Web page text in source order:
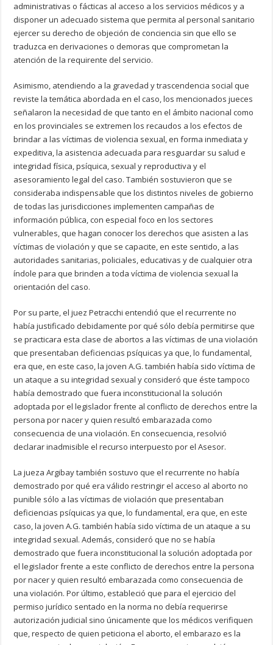
administrativas o fácticas al acceso a los servicios médicos y a
disponer un adecuado sistema que permita al personal sanitario
ejercer su derecho de objeción de conciencia sin que ello se
traduzca en derivaciones o demoras que comprometan la
atención de la requirente del servicio.
Asimismo, atendiendo a la gravedad y trascendencia social que
reviste la temática abordada en el caso, los mencionados jueces
señalaron la necesidad de que tanto en el ámbito nacional como
en los provinciales se extremen los recaudos a los efectos de
brindar a las víctimas de violencia sexual, en forma inmediata y
expeditiva, la asistencia adecuada para resguardar su salud e
integridad física, psíquica, sexual y reproductiva y el
asesoramiento legal del caso. También sostuvieron que se
consideraba indispensable que los distintos niveles de gobierno
de todas las jurisdicciones implementen campañas de
información pública, con especial foco en los sectores
vulnerables, que hagan conocer los derechos que asisten a las
víctimas de violación y que se capacite, en este sentido, a las
autoridades sanitarias, policiales, educativas y de cualquier otra
índole para que brinden a toda víctima de violencia sexual la
orientación del caso.
Por su parte, el juez Petracchi entendió que el recurrente no
había justificado debidamente por qué sólo debía permitirse que
se practicara esta clase de abortos a las víctimas de una violación
que presentaban deficiencias psíquicas ya que, lo fundamental,
era que, en este caso, la joven A.G. también había sido víctima de
un ataque a su integridad sexual y consideró que éste tampoco
había demostrado que fuera inconstitucional la solución
adoptada por el legislador frente al conflicto de derechos entre la
persona por nacer y quien resultó embarazada como
consecuencia de una violación. En consecuencia, resolvió
declarar inadmisible el recurso interpuesto por el Asesor.
La jueza Argibay también sostuvo que el recurrente no había
demostrado por qué era válido restringir el acceso al aborto no
punible sólo a las víctimas de violación que presentaban
deficiencias psíquicas ya que, lo fundamental, era que, en este
caso, la joven A.G. también había sido víctima de un ataque a su
integridad sexual. Además, consideró que no se había
demostrado que fuera inconstitucional la solución adoptada por
el legislador frente a este conflicto de derechos entre la persona
por nacer y quien resultó embarazada como consecuencia de
una violación. Por último, estableció que para el ejercicio del
permiso jurídico sentado en la norma no debía requerirse
autorización judicial sino únicamente que los médicos verifiquen
que, respecto de quien peticiona el aborto, el embarazo es la